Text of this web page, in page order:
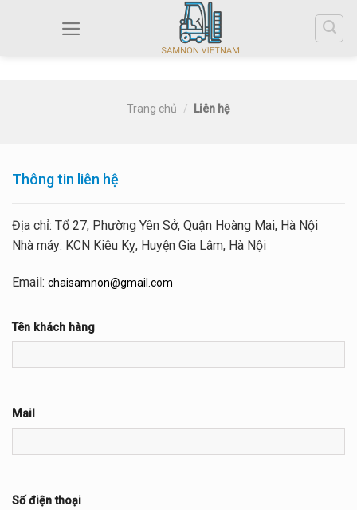
Trang chủ / Liên hệ
Thông tin liên hệ
Địa chỉ: Tổ 27, Phường Yên Sở, Quận Hoàng Mai, Hà Nội
Nhà máy: KCN Kiêu Kỵ, Huyện Gia Lâm, Hà Nội
Email: chaisamnon@gmail.com
Tên khách hàng
Mail
Số điện thoại